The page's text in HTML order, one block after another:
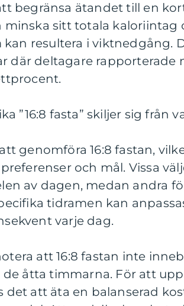
begränsa ätandet till en
sitt totala kaloriintag
resultera i viktnedgång.
där deltagare rapporterade
”16:8 fasta” skiljer sig från
genomföra 16:8 fastan,
och mål. Vissa
av dagen, medan andra
tidramen kan
varje dag.
att 16:8 fastan inte
åtta timmarna. För att
det att äta en balanserad